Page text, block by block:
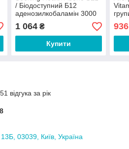
/ Біодоступний Б12
аденозилкобаламін 3000
мкг 60 льодяників
1 064₴
Купити
936
відгука за рік
13Б, 03039, Київ, Україна